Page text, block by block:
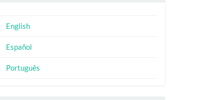
English
Español
Português